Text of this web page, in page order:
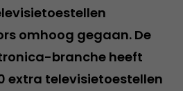
omhoog gegaan. De
branche heeft
extra televisietoestellen